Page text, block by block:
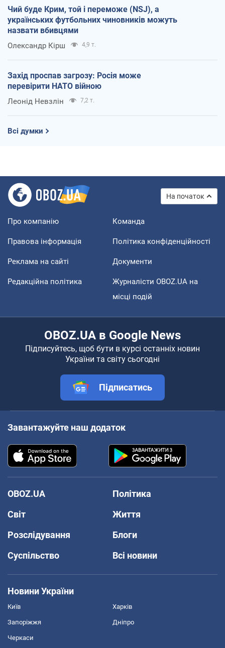
Чий буде Крим, той і переможе (NSJ), а
українських футбольних чиновників можуть
назвати вбивцями
Олександр Кірш 4,9 т.
Захід проспав загрозу: Росія може
перевірити НАТО війною
Леонід Невзлін 7,2 т.
Всі думки
На початок
Про компанію Команда
Правова інформація Політика конфіденційності
Реклама на сайті Документи
Редакційна політика
Журналісти OBOZ.UA на
місці подій
OBOZ.UA в Google News
Підписуйтесь, щоб бути в курсі останніх новин
України та світу сьогодні
Підписатись
Завантажуйте наш додаток
OBOZ.UA
Політика
Світ
Життя
Розслідування
Блоги
Суспільство
Всі новини
Новини України
Київ Харків
Запоріжжя Дніпро
Черкаси